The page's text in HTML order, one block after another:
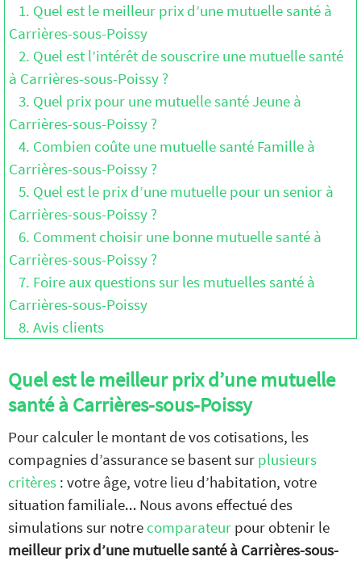
1. Quel est le meilleur prix d’une mutuelle santé à
Carrières-sous-Poissy
2. Quel est l’intérêt de souscrire une mutuelle santé
à Carrières-sous-Poissy ?
3. Quel prix pour une mutuelle santé Jeune à
Carrières-sous-Poissy ?
4. Combien coûte une mutuelle santé Famille à
Carrières-sous-Poissy ?
5. Quel est le prix d’une mutuelle pour un senior à
Carrières-sous-Poissy ?
6. Comment choisir une bonne mutuelle santé à
Carrières-sous-Poissy ?
7. Foire aux questions sur les mutuelles santé à
Carrières-sous-Poissy
8. Avis clients
Quel est le meilleur prix d’une mutuelle
santé à Carrières-sous-Poissy
Pour calculer le montant de vos cotisations, les
compagnies d’assurance se basent sur plusieurs
critères : votre âge, votre lieu d’habitation, votre
situation familiale… Nous avons effectué des
simulations sur notre comparateur pour obtenir le
meilleur prix d’une mutuelle santé à Carrières-sous-